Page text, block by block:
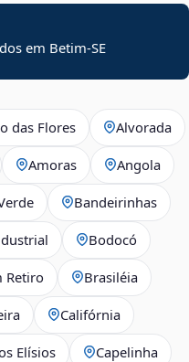
em Betim-SE
das Flores Alvorada
Amoras Angola
Bandeirinhas
Bodocó
Retiro Brasiléia
Califórnia
Elísios Capelinha